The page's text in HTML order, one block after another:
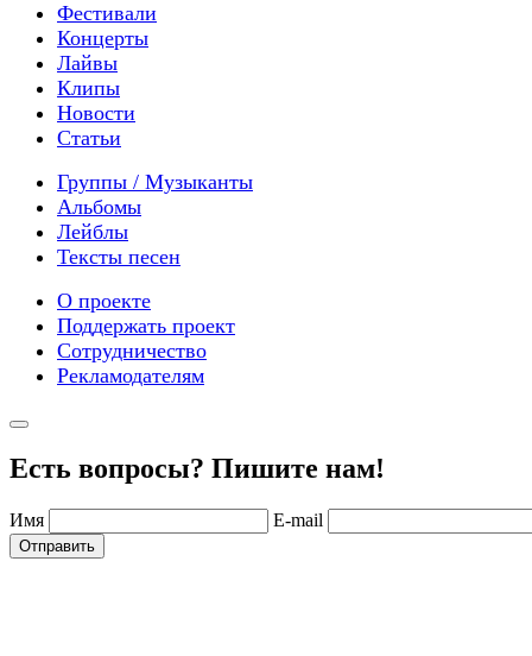
Фестивали
Концерты
Лайвы
Клипы
Новости
Статьи
Группы / Музыканты
Альбомы
Лейблы
Тексты песен
О проекте
Поддержать проект
Сотрудничество
Рекламодателям
Есть вопросы? Пишите нам!
Имя E-mail